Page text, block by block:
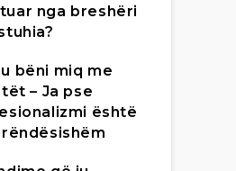
nga breshëri
bëni miq me
– Ja pse
është